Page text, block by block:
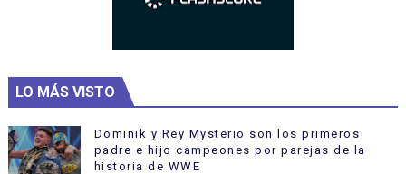
LO MÁS VISTO
Dominik y Rey Mysterio son los primeros
padre e hijo campeones por parejas de la
historia de WWE